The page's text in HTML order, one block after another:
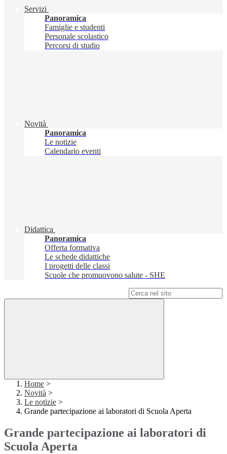
Servizi
Panoramica
Famiglie e studenti
Personale scolastico
Percorsi di studio
Novità
Panoramica
Le notizie
Calendario eventi
Didattica
Panoramica
Offerta formativa
Le schede didattiche
I progetti delle classi
Scuole che promuovono salute - SHE
Home >
Novità >
Le notizie >
Grande partecipazione ai laboratori di Scuola Aperta
Grande partecipazione ai laboratori di
Scuola Aperta